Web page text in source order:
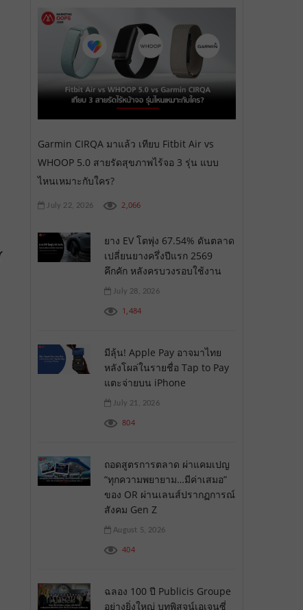
Garmin CIRQA มาแล้ว เทียบ Fitbit Air vs
WHOOP 5.0 สายรัดสุขภาพไร้จอ 3 รุ่น แบบ
ไหนเหมาะกับใคร?
July 22, 2026 2,066
ยาง EV โตพุ่ง 67.54% ดันตลาด
เปลี่ยนยางครึ่งปีแรก 2569
คึกคัก หลังครบวงรอบใช้งาน
July 28, 2026
1,484
มีลุ้น! Apple Pay อาจมาไทย
หลังโผล่ในรายชื่อ Tap to Pay
แตะจ่ายบน iPhone
July 21, 2026
804
ถอดสูตรการตลาด ผ่าแคมเปญ
“ทุกความพยายาม…มีค่าเสมอ”
ของ OR ผ่านเลนส์ปรากฏการณ์
สังคม Gen Z
August 5, 2026
404
ฉลอง 100 ปี Publicis Groupe
อย่างยิ่งใหญ่ บทพิสูจน์เอเจนซี่